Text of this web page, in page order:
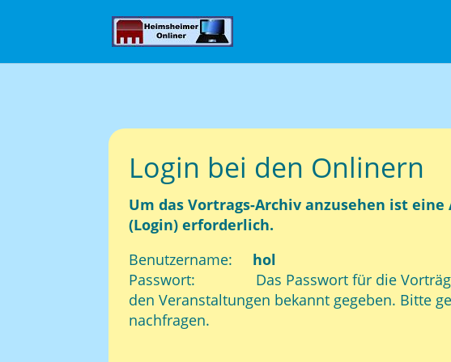
Login bei den Onlinern
Um das Vortrags-Archiv anzusehen ist eine
(Login) erforderlich.
Benutzername:
hol
Passwort: Das Passwort für die
den Veranstaltungen bekannt gegeben. Bitte
nachfragen.